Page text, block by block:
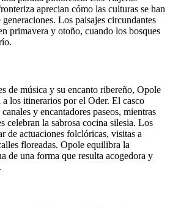
aprecian cómo las culturas se han
Los paisajes circundantes
primavera y otoño, cuando los bosques
de música y su encanto ribereño, Opole
los itinerarios por el Oder. El casco
y encantadores paseos, mientras
celebran la sabrosa cocina silesia. Los
de actuaciones folclóricas, visitas a
floreadas. Opole equilibra la
de una forma que resulta acogedora y